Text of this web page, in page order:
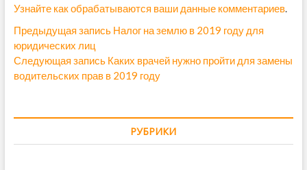
Узнайте как обрабатываются ваши данные комментариев.
Н
а
в
г
а
Предыдущая запись П
е
д
у
Налог на землю в 2019 году для
юридических лиц
Следующая запись С
л
у
Каких врачей нужно пройти для замены
водительских прав в 2019 году
РУБРИКИ